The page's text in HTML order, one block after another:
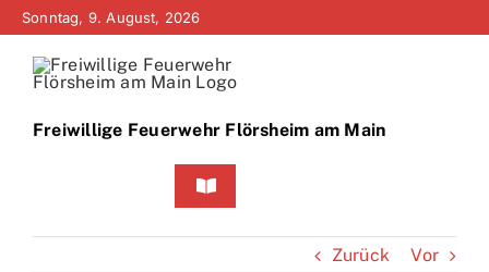
Zum
springen
Sonntag, 9. August, 2026
Freiwillige Feuerwehr Flörsheim am Main
Toggle
Home
Zurück Vor